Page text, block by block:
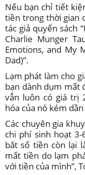
Nếu bạn chỉ tiết
tiền trong thời gian
tác giả quyển sách “
Charlie Munger
Emotions, and My
Dad)”.
Lạm phát làm cho
bạn dành dụm mất
vẫn luôn có giá trị
hóa của nó kém
Các chuyên gia
chi phí sinh hoạt
bắt số tiền còn lại
mất tiền do lạm
với tiền của mình”,